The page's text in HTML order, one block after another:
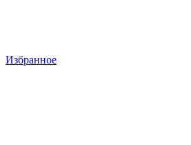
Избранное